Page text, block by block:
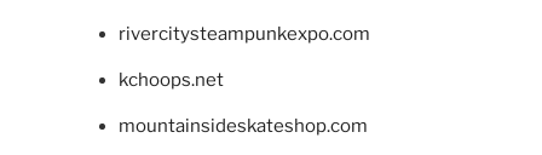
rivercitysteampunkexpo.com
kchoops.net
mountainsideskateshop.com